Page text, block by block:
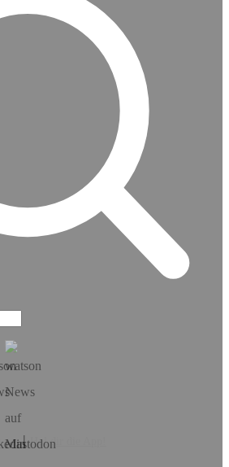
Hol dir die App!